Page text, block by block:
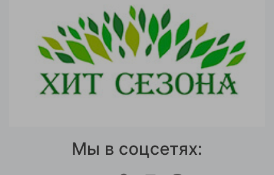
Мы в соцсетях: